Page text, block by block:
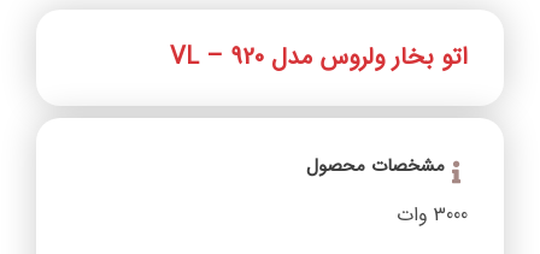
اتو بخار ولروس مدل VL – 920
مشخصات محصول
3000 وات